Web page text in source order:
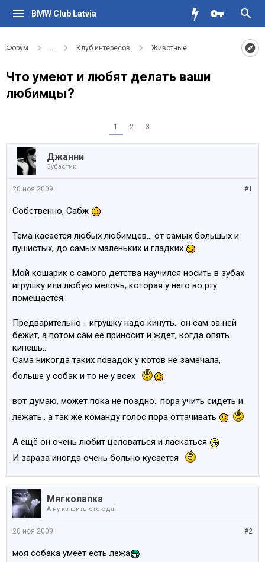
BMW Club Latvia
Форум ... Клуб интересов Животные
Что умеют и любят делать ваши
любимцы?
1 2 3
Джанни
Зубастик
#1
20 ноя 2009
Собственно, Сабж
Тема касается любых любимцев... от самых большых и
пушистых, до самых маленьких и гладких
Мой кошарик с самого детства научился носить в зубах
игрушку или любую мелочь, которая у него во рту
помещается..
Предварительно - игрушку надо кинуть.. он сам за ней
бежит, а потом сам её приносит и ждет, когда опять
кинешь..
Сама никогда таких повадок у котов не замечала,
больше у собак и то не у всех
вот думаю, может пока не поздно.. пора учить сидеть и
лежать.. а так же команду голос пора оттачивать
А ещё он очень любит целоваться и ласкаться
И зараза иногда очень больно кусается
Мягколапка
А ну-ка шить отсюда!
#2
20 ноя 2009
моя собака умеет есть лёжа